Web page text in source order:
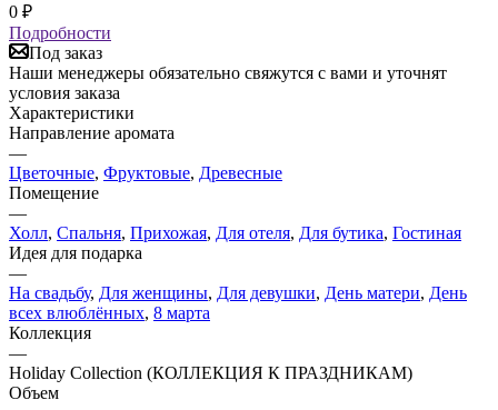
0 ₽
Подробности
Под заказ
Наши менеджеры обязательно свяжутся с вами и уточнят
условия заказа
Характеристики
Направление аромата
—
Цветочные, Фруктовые, Древесные
Помещение
—
Холл, Спальня, Прихожая, Для отеля, Для бутика, Гостиная
Идея для подарка
—
На свадьбу, Для женщины, Для девушки, День матери, День
всех влюблённых, 8 марта
Коллекция
—
Holiday Collection (КОЛЛЕКЦИЯ К ПРАЗДНИКАМ)
Объем